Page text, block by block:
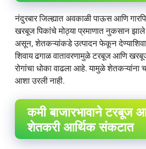
नंदुरबार जिल्ह्यात अवकाळी पाऊस आणि
खरबूज पिकांचे मोठ्या प्रमाणात नुकसान
असून, शेतकऱ्यांकडे उत्पादन फेकून देण्याशिवाय
शिवाय ढगाळ वातावरणामुळे टरबूज आणि
रोगांचा धोका वाढला आहे. यामुळे शेतकऱ्यांना
आशा उरली नाही.
कमी बाजारभावाने टरबूज
शेतकरी आर्थिक संकटात